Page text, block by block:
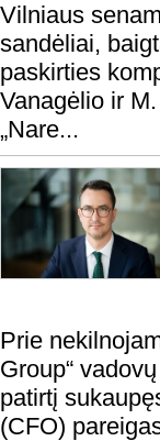
Vilniaus
sandėliai,
paskirties
Vanagėlio ir
„Nare...
Prie
Group“
patirtį
(CFO)